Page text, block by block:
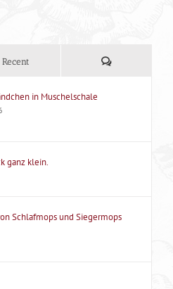
Recent Kommentare
in Muschelschale
ganz klein.
Schlafmops und Siegermops